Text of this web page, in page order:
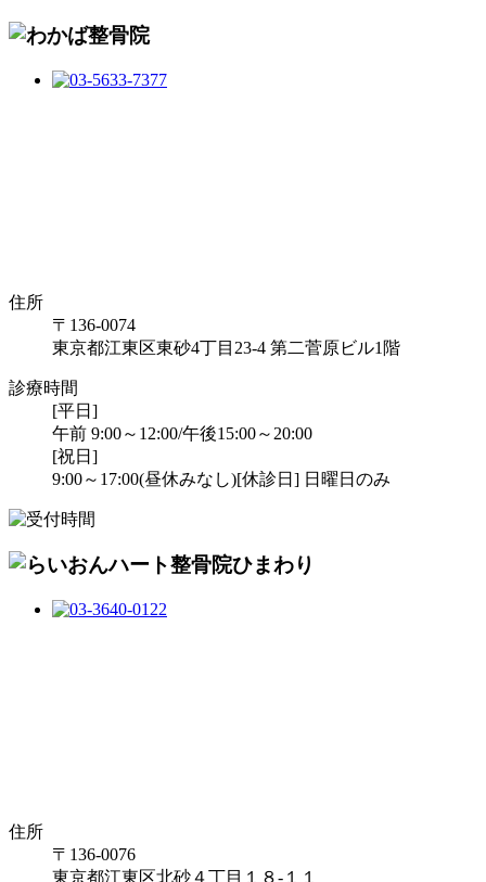
住所
〒136-0074
東京都江東区東砂4丁目23-4 第二菅原ビル1階
診療時間
[平日]
午前 9:00～12:00/午後15:00～20:00
[祝日]
9:00～17:00(昼休みなし)[休診日] 日曜日のみ
住所
〒136-0076
東京都江東区北砂４丁目１８-１１